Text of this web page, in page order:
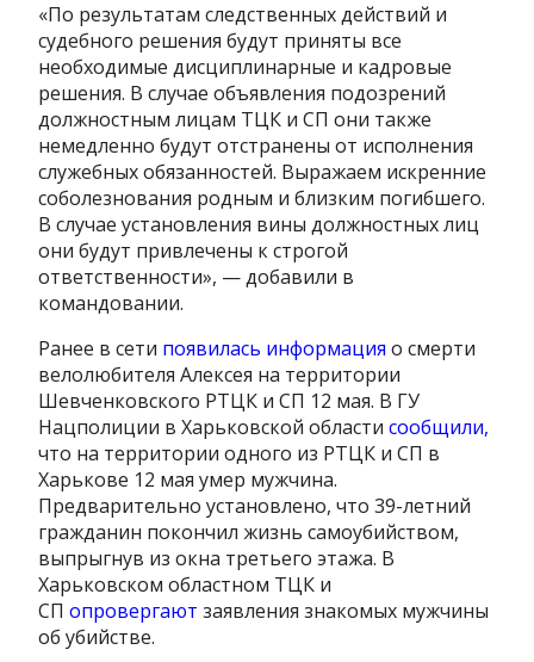
«По результатам следственных действий и
судебного решения будут приняты все
необходимые дисциплинарные и кадровые
решения. В случае объявления подозрений
должностным лицам ТЦК и СП они также
немедленно будут отстранены от исполнения
служебных обязанностей. Выражаем искренние
соболезнования родным и близким погибшего.
В случае установления вины должностных лиц
они будут привлечены к строгой
ответственности», — добавили в
командовании.
Ранее в сети появилась информация о смерти
велолюбителя Алексея на территории
Шевченковского РТЦК и СП 12 мая. В ГУ
Нацполиции в Харьковской областисообщили,
что на территории одного из РТЦК и СП в
Харькове 12 мая умер мужчина.
Предварительно установлено, что 39-летний
гражданин покончил жизнь самоубийством,
выпрыгнув из окна третьего этажа. В
Харьковском областном ТЦК и
СПопровергают заявления знакомых мужчины
об убийстве.